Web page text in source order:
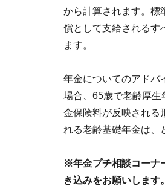
から計算されます。標
償として支給されるす
ます。
年金についてのアドバ
場合、65歳で老齢厚
金保険料が反映される
れる老齢基礎年金は、
※年金プチ相談コーナ
き込みをお願いします。